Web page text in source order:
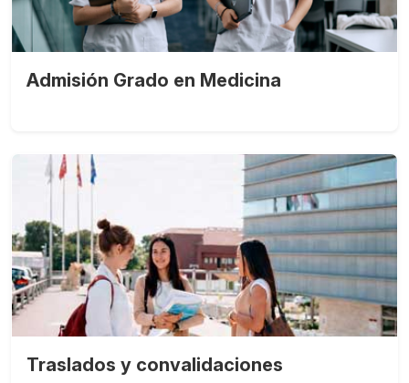
Admisión Grado en Medicina
Traslados y convalidaciones